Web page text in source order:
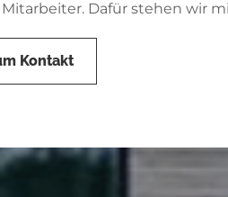
Dafür stehen wir
Kontakt